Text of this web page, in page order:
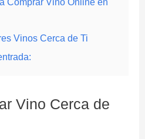
Vinos Cerca de Ti
Vino Cerca de